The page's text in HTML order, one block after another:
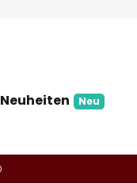
Neuheiten Neu